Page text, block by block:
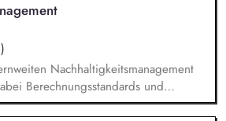
Begleitung von
in naturschutzfachlichen
und Koordination der
Einwendungen aus
Nachhaltigkeitsmanagement
Berechnungsstandards und
du Nachhaltigkeitswissen auf